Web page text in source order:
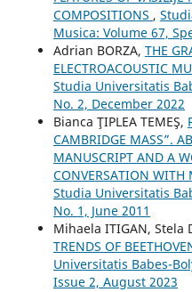
COMPOSITIONS ,
Musica: Volume 67,
Adrian BORZA, THE
ELECTROACOUSTIC
Studia Universitatis
No. 2, December 2022
Bianca ŢIPLEA TEMEŞ,
CAMBRIDGE MASS”.
MANUSCRIPT AND A
CONVERSATION WITH
Studia Universitatis
No. 1, June 2011
Mihaela ITIGAN, Stela
TRENDS OF
Universitatis Babes-
Issue 2, August 2023